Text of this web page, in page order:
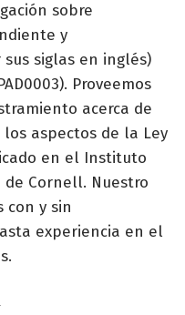
sobre
y
siglas en inglés)
Proveemos
acerca de
aspectos de la Ley
en el Instituto
de Cornell. Nuestro
con y sin
experiencia en el